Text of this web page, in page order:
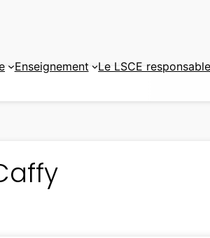
Enseignement Le LSCE responsable